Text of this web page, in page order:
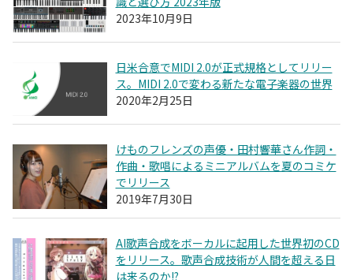
2023年10月9日
日米合意でMIDI 2.0が正式規格としてリリー
ス。MIDI 2.0で変わる新たな電子楽器の世界
2020年2月25日
けものフレンズの声優・田村響華さん作詞・
作曲・歌唱によるミニアルバムを夏のコミケ
でリリース
2019年7月30日
AI歌声合成をボーカルに起用した世界初のCD
をリリース。歌声合成技術が人間を超える日
は来るのか!?